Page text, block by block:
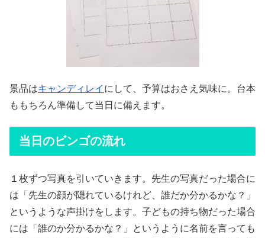
景品はキャンディレイ にして、予算はおさえ気味に。台本
ももちろん準備して当日に備えます。
当日のビンゴの流れ
１枚ずつ写真を引いていきます。先生の写真だった場合に
は「先生の顔が隠れているけれど、誰だか分かるかな？」
というような声掛けをします。子どもの持ち物だった場合
には「誰のか分かるかな？」というように名前を言っても